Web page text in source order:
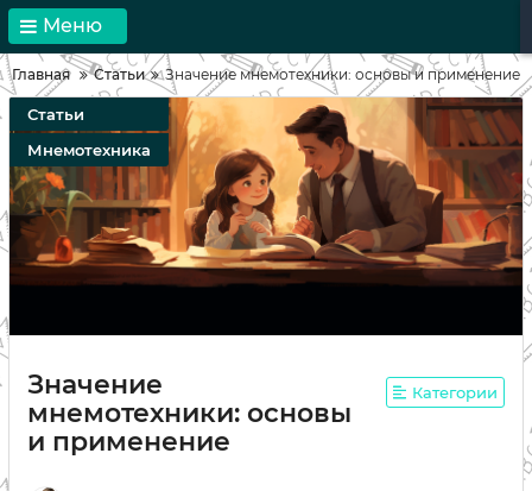
Меню
Главная Статьи Значение мнемотехники: основы и применение
Статьи
Мнемотехника
Значение
мнемотехники: основы
и применение
Категории